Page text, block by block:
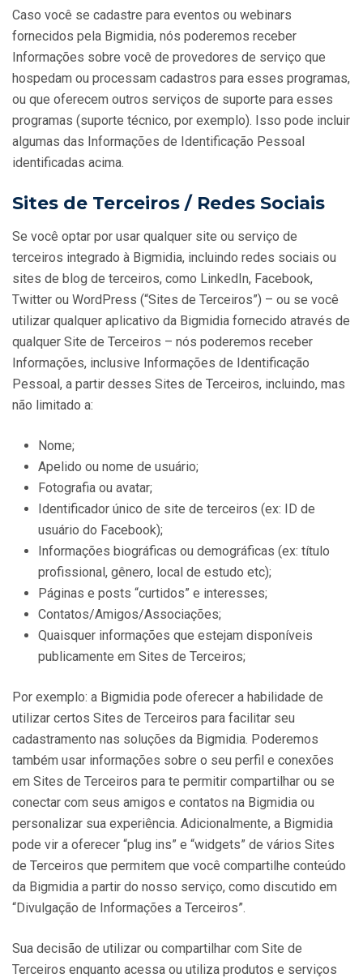
Caso você se cadastre para eventos ou webinars
fornecidos pela Bigmidia, nós poderemos receber
Informações sobre você de provedores de serviço que
hospedam ou processam cadastros para esses programas,
ou que oferecem outros serviços de suporte para esses
programas (suporte técnico, por exemplo). Isso pode incluir
algumas das Informações de Identificação Pessoal
identificadas acima.
Sites de Terceiros / Redes Sociais
Se você optar por usar qualquer site ou serviço de
terceiros integrado à Bigmidia, incluindo redes sociais ou
sites de blog de terceiros, como LinkedIn, Facebook,
Twitter ou WordPress (“Sites de Terceiros”) – ou se você
utilizar qualquer aplicativo da Bigmidia fornecido através de
qualquer Site de Terceiros – nós poderemos receber
Informações, inclusive Informações de Identificação
Pessoal, a partir desses Sites de Terceiros, incluindo, mas
não limitado a:
Nome;
Apelido ou nome de usuário;
Fotografia ou avatar;
Identificador único de site de terceiros (ex: ID de
usuário do Facebook);
Informações biográficas ou demográficas (ex: título
profissional, gênero, local de estudo etc);
Páginas e posts “curtidos” e interesses;
Contatos/Amigos/Associações;
Quaisquer informações que estejam disponíveis
publicamente em Sites de Terceiros;
Por exemplo: a Bigmidia pode oferecer a habilidade de
utilizar certos Sites de Terceiros para facilitar seu
cadastramento nas soluções da Bigmidia. Poderemos
também usar informações sobre o seu perfil e conexões
em Sites de Terceiros para te permitir compartilhar ou se
conectar com seus amigos e contatos na Bigmidia ou
personalizar sua experiência. Adicionalmente, a Bigmidia
pode vir a oferecer “plug ins” e “widgets” de vários Sites
de Terceiros que permitem que você compartilhe conteúdo
da Bigmidia a partir do nosso serviço, como discutido em
“Divulgação de Informações a Terceiros”.
Sua decisão de utilizar ou compartilhar com Site de
Terceiros enquanto acessa ou utiliza produtos e serviços